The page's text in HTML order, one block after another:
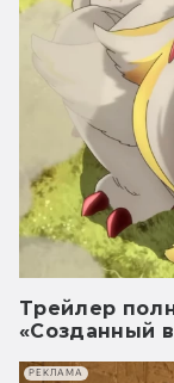
Трейлер
«Созданный
РЕКЛАМА